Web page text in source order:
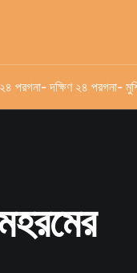
পরগনা- দক্ষিণ ২৪ পরগনা-